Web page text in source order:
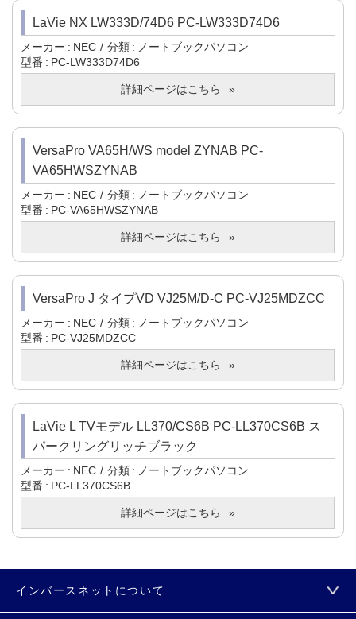
LaVie NX LW333D/74D6 PC-LW333D74D6
メーカー NEC 分類
ノートブックパソコン
型番
PC-LW333D74D6
詳細ページはこちら
VersaPro VA65H/WS model ZYNAB PC-
VA65HWSZYNAB
メーカー NEC 分類
ノートブックパソコン
型番
PC-VA65HWSZYNAB
詳細ページはこちら
VersaPro J タイプVD VJ25M/D-C PC-VJ25MDZCC
メーカー NEC 分類
ノートブックパソコン
型番
PC-VJ25MDZCC
詳細ページはこちら
LaVie L TVモデル LL370/CS6B PC-LL370CS6B ス
パークリングリッチブラック
メーカー NEC 分類
ノートブックパソコン
型番
PC-LL370CS6B
詳細ページはこちら
インバースネットについて